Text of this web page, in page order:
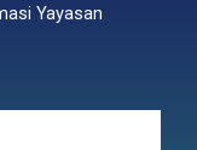
Yayasan